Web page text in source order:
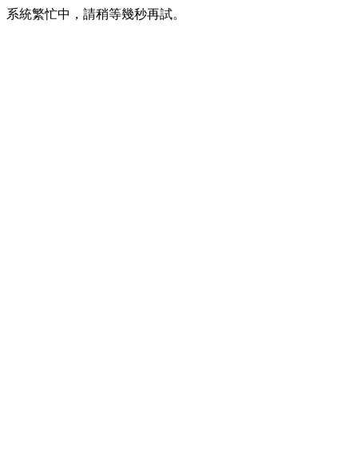
系統繁忙中，請稍等幾秒再試。